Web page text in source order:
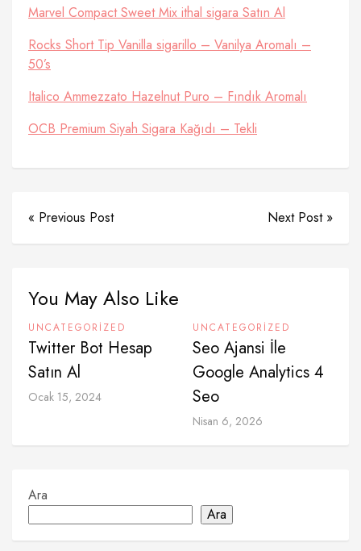
Marvel Compact Sweet Mix ithal sigara Satın Al
Rocks Short Tip Vanilla sigarillo – Vanilya Aromalı –
50’s
Italico Ammezzato Hazelnut Puro – Fındık Aromalı
OCB Premium Siyah Sigara Kağıdı – Tekli
« Previous Post Next Post »
You May Also Like
UNCATEGORIZED
Twitter Bot Hesap
Satın Al
Ocak 15, 2024
UNCATEGORIZED
Seo Ajansi İle
Google Analytics 4
Seo
Nisan 6, 2026
Ara
Ara